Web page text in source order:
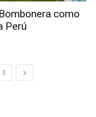
como
Perú
3